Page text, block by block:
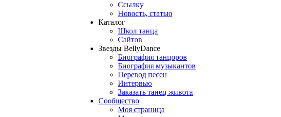
Ссылку
Новость, статью
Каталог
Школ танца
Сайтов
Звезды BellyDance
Биография танцоров
Биография музыкантов
Перевод песен
Интервью
Заказать танец живота
Сообщество
Моя страница